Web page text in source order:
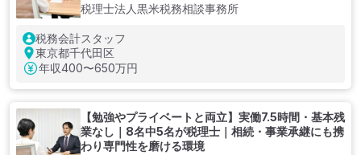
税理士法人黒米税務相談事務所
税務会計スタッフ
東京都千代田区
年収400〜650万円
【勉強やプライベートと両立】実働7.5時間・基本残
業なし｜8名中5名が税理士｜相続・事業承継にも携
わり専門性を磨ける環境